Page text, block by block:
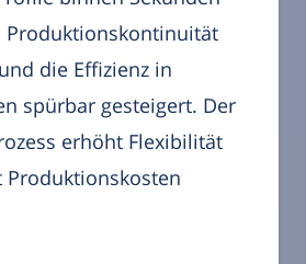
Produktionskontinuität
die Effizienz in
spürbar gesteigert. Der
erhöht Flexibilität